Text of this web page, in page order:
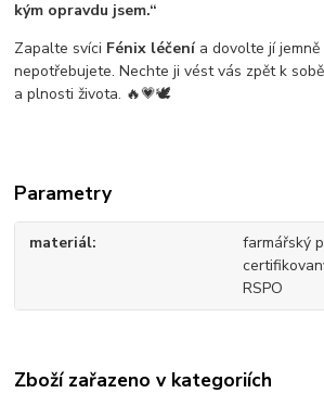
kým opravdu jsem.“
Zapalte svíci Fénix léčenía dovolte jí jemně
nepotřebujete. Nechte ji vést vás zpět k
a plnosti života. 🔥💗🕊️
Parametry
materiál
farmářský
RSPO
Zboží zařazeno v kategoriích